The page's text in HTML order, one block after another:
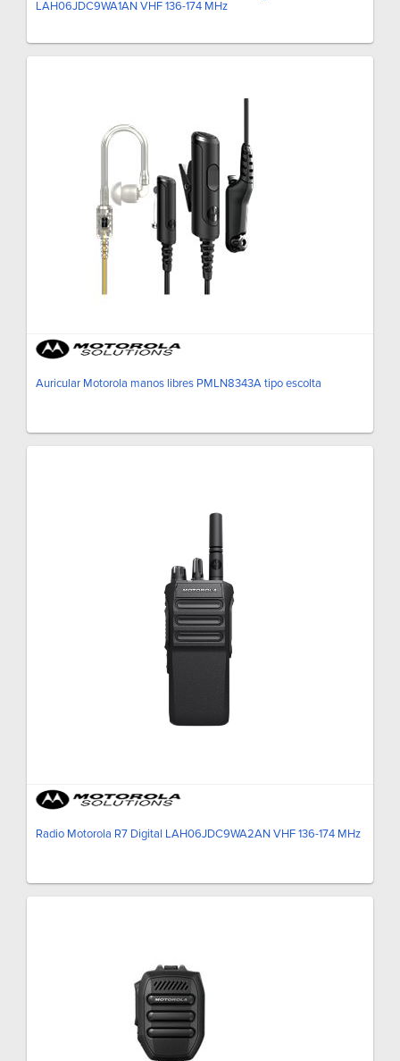
LAH06JDC9WA1AN VHF 136-174 MHz
Auricular Motorola manos libres PMLN8343A tipo escolta
Radio Motorola R7 Digital LAH06JDC9WA2AN VHF 136-174 MHz